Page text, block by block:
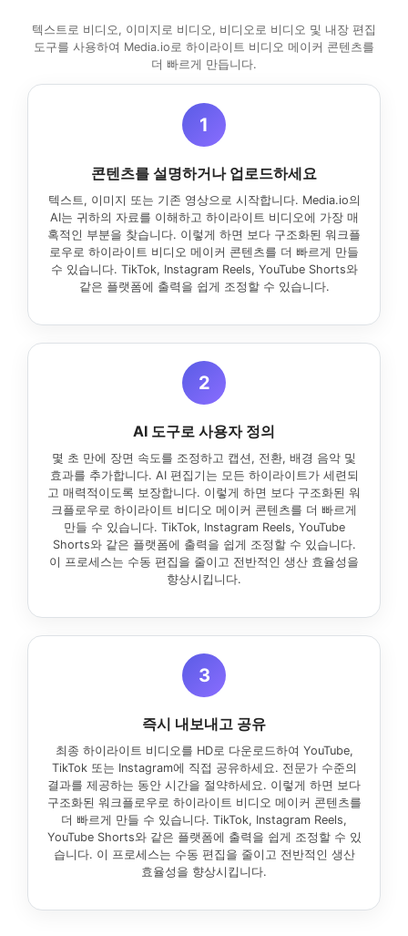
텍스트로 비디오, 이미지로 비디오, 비디오로 비디오 및 내장 편집
도구를 사용하여 Media.io로 하이라이트 비디오 메이커 콘텐츠를
더 빠르게 만듭니다.
1
콘텐츠를 설명하거나 업로드하세요
텍스트, 이미지 또는 기존 영상으로 시작합니다. Media.io의
AI는 귀하의 자료를 이해하고 하이라이트 비디오에 가장 매
혹적인 부분을 찾습니다. 이렇게 하면 보다 구조화된 워크플
로우로 하이라이트 비디오 메이커 콘텐츠를 더 빠르게 만들
수 있습니다. TikTok, Instagram Reels, YouTube Shorts와
같은 플랫폼에 출력을 쉽게 조정할 수 있습니다.
2
AI 도구로 사용자 정의
몇 초 만에 장면 속도를 조정하고 캡션, 전환, 배경 음악 및
효과를 추가합니다. AI 편집기는 모든 하이라이트가 세련되
고 매력적이도록 보장합니다. 이렇게 하면 보다 구조화된 워
크플로우로 하이라이트 비디오 메이커 콘텐츠를 더 빠르게
만들 수 있습니다. TikTok, Instagram Reels, YouTube
Shorts와 같은 플랫폼에 출력을 쉽게 조정할 수 있습니다.
이 프로세스는 수동 편집을 줄이고 전반적인 생산 효율성을
향상시킵니다.
3
즉시 내보내고 공유
최종 하이라이트 비디오를 HD로 다운로드하여 YouTube,
TikTok 또는 Instagram에 직접 공유하세요. 전문가 수준의
결과를 제공하는 동안 시간을 절약하세요. 이렇게 하면 보다
구조화된 워크플로우로 하이라이트 비디오 메이커 콘텐츠를
더 빠르게 만들 수 있습니다. TikTok, Instagram Reels,
YouTube Shorts와 같은 플랫폼에 출력을 쉽게 조정할 수 있
습니다. 이 프로세스는 수동 편집을 줄이고 전반적인 생산
효율성을 향상시킵니다.